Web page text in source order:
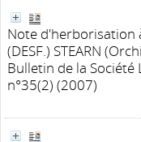
Note d'herborisation
(DESF.) STEARN
Bulletin de la Société
n°35(2) (2007)